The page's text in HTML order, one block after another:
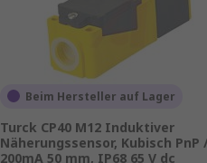
Beim Hersteller auf Lager
Turck CP40 M12 Induktiver
Näherungssensor, Kubisch PnP
200mA 50 mm, IP68 65 V dc